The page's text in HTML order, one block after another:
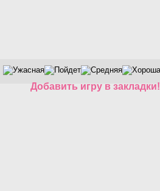
Добавить игру в закладки!